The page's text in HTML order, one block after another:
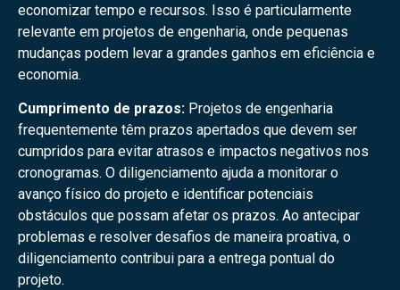
economizar tempo e recursos. Isso é particularmente
relevante em projetos de engenharia, onde pequenas
mudanças podem levar a grandes ganhos em eficiência e
economia.
Cumprimento de prazos: Projetos de engenharia
frequentemente têm prazos apertados que devem ser
cumpridos para evitar atrasos e impactos negativos nos
cronogramas. O diligenciamento ajuda a monitorar o
avanço físico do projeto e identificar potenciais
obstáculos que possam afetar os prazos. Ao antecipar
problemas e resolver desafios de maneira proativa, o
diligenciamento contribui para a entrega pontual do
projeto.